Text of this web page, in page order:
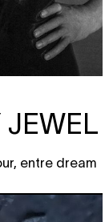
JEWEL
entre dream